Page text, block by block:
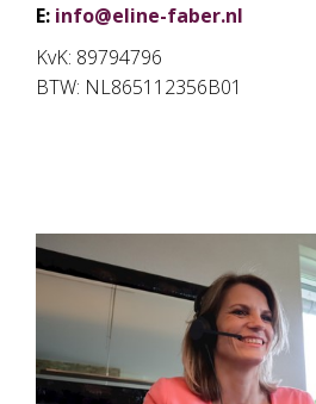
E: info@eline-faber.nl
KvK: 89794796
BTW: NL865112356B01